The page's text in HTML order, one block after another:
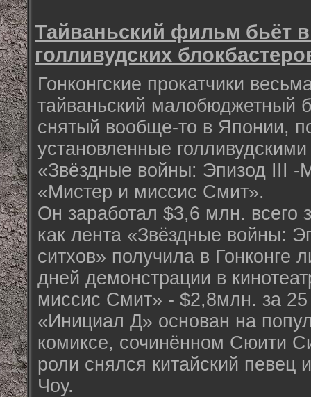
Тайваньский фильм бьёт
голливудских
Гонконгские прокатчики
тайваньский малобюджетный
снятый вообще-то в Японии,
установленные
«Звёздные войны: Эпизод III -
«Мистер и миссис Смит».
Он заработал $3,6 млн. всего
как лента «Звёздные войны:
ситхов» получила в Гонконге
дней демонстрации в
миссис Смит» - $2,8млн. за
«Инициал Д» основан на
комиксе, сочинённом Сюити
роли снялся китайский певец
Чоу.